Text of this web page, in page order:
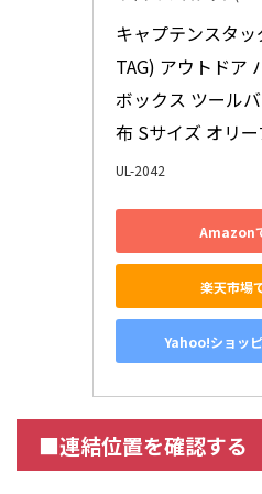
キャプテンスタッ
TAG) アウトドア
ボックス ツール
布 Sサイズ オリ
UL-2042
Amazon
楽天市場
Yahoo!ショッ
■連結位置を確認する